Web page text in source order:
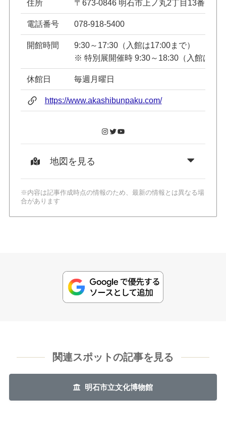
住所 〒673-0846 明石市上ノ丸2丁目13番1号
電話番号 078-918-5400
開館時間
9:30～17:30（入館は17:00まで）
※ 特別展開催時 9:30～18:30（入館は
休館日 毎週月曜日
https://www.akashibunpaku.com/
Instagram
Twitter
YouTube
地図を見る
※内容は記事作成時点の情報のため、最新の情報とは異なる場
合があります
関連スポットの記事を見る
明石市立文化博物館